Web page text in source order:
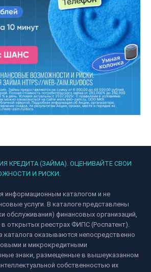
КРЕДИТА (ЗАЙМА). ОЦЕНИВАЙТЕ СВОИ
И РИСКИ.
информационным каталогом и не
услуги. В каталоге представлены
обслуживания) финансовых организаций,
в открытых реестрах ФИПС (Роспатент).
каталога оказываются непосредственно
и микрокредитными
знаки, размещенные в вышеуказанном
собственностью их